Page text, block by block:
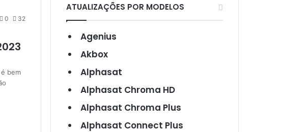
0 32
é bem
ATUALIZAÇÕES POR MODELOS
Agenius
Akbox
Alphasat
Alphasat Chroma HD
Alphasat Chroma Plus
Alphasat Connect Plus